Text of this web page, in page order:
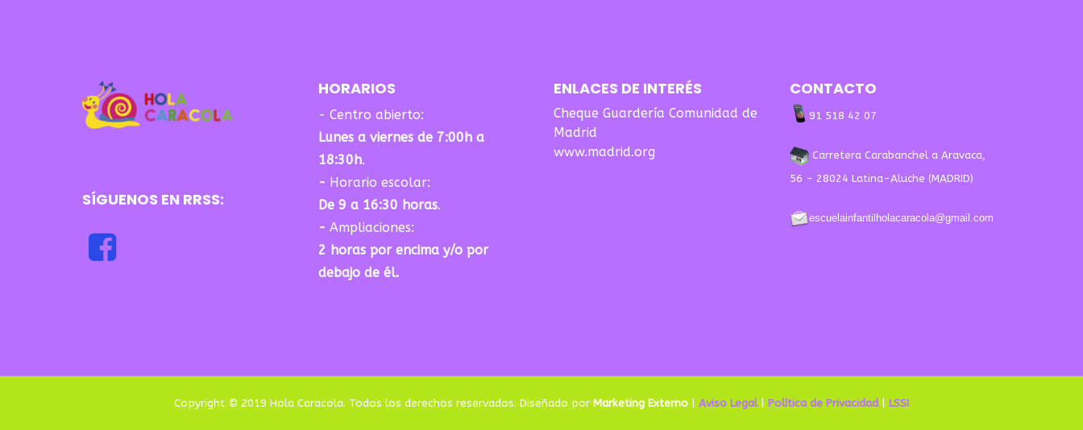
SÍGUENOS EN RRSS:
HORARIOS
- Centro abierto:
Lunes a viernes de 7:00h a
18:30h.
- Horario escolar:
De 9 a 16:30 horas.
- Ampliaciones:
2 horas por encima y/o por
debajo de él.
ENLACES DE INTERÉS
Cheque Guardería Comunidad de
Madrid
www.madrid.org
CONTACTO
91 518 42 07
Carretera Carabanchel a Aravaca,
56 - 28024 Latina-Aluche (MADRID)
escuelainfantilholacaracola@gmail.com
Copyright © 2019 Hola Caracola. Todos los derechos reservados. Diseñado por Marketing Externo | Aviso Legal| Política de Privacidad| LSSI